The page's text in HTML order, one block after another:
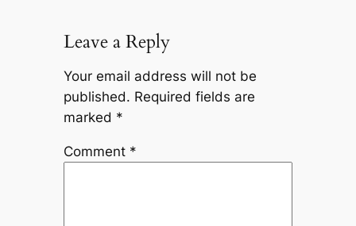
Leave a Reply
Your email address will not be
published. Required fields are
marked *
Comment *